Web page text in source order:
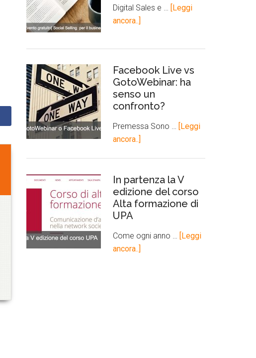
Digital Sales e …
[Leggi
ancora..]
Facebook Live vs
GotoWebinar: ha
senso un
confronto?
Premessa Sono …
[Leggi
ancora..]
In partenza la V
edizione del corso
Alta formazione di
UPA
Come ogni anno …
[Leggi
ancora..]